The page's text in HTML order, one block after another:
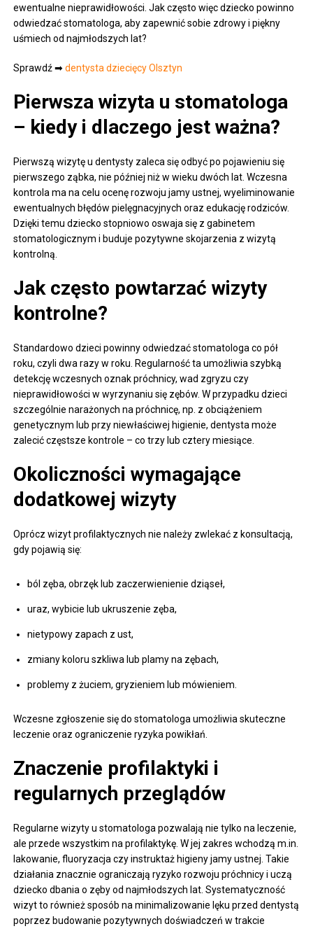
ewentualne nieprawidłowości. Jak często więc dziecko powinno
odwiedzać stomatologa, aby zapewnić sobie zdrowy i piękny
uśmiech od najmłodszych lat?
Sprawdź ➡dentysta dziecięcy Olsztyn
Pierwsza wizyta u stomatologa
– kiedy i dlaczego jest ważna?
Pierwszą wizytę u dentysty zaleca się odbyć po pojawieniu się
pierwszego ząbka, nie później niż w wieku dwóch lat. Wczesna
kontrola ma na celu ocenę rozwoju jamy ustnej, wyeliminowanie
ewentualnych błędów pielęgnacyjnych oraz edukację rodziców.
Dzięki temu dziecko stopniowo oswaja się z gabinetem
stomatologicznym i buduje pozytywne skojarzenia z wizytą
kontrolną.
Jak często powtarzać wizyty
kontrolne?
Standardowo dzieci powinny odwiedzać stomatologa co pół
roku, czyli dwa razy w roku. Regularność ta umożliwia szybką
detekcję wczesnych oznak próchnicy, wad zgryzu czy
nieprawidłowości w wyrzynaniu się zębów. W przypadku dzieci
szczególnie narażonych na próchnicę, np. z obciążeniem
genetycznym lub przy niewłaściwej higienie, dentysta może
zalecić częstsze kontrole – co trzy lub cztery miesiące.
Okoliczności wymagające
dodatkowej wizyty
Oprócz wizyt profilaktycznych nie należy zwlekać z konsultacją,
gdy pojawią się:
ból zęba, obrzęk lub zaczerwienienie dziąseł,
uraz, wybicie lub ukruszenie zęba,
nietypowy zapach z ust,
zmiany koloru szkliwa lub plamy na zębach,
problemy z żuciem, gryzieniem lub mówieniem.
Wczesne zgłoszenie się do stomatologa umożliwia skuteczne
leczenie oraz ograniczenie ryzyka powikłań.
Znaczenie profilaktyki i
regularnych przeglądów
Regularne wizyty u stomatologa pozwalają nie tylko na leczenie,
ale przede wszystkim na profilaktykę. W jej zakres wchodzą m.in.
lakowanie, fluoryzacja czy instruktaż higieny jamy ustnej. Takie
działania znacznie ograniczają ryzyko rozwoju próchnicy i uczą
dziecko dbania o zęby od najmłodszych lat. Systematyczność
wizyt to również sposób na minimalizowanie lęku przed dentystą
poprzez budowanie pozytywnych doświadczeń w trakcie